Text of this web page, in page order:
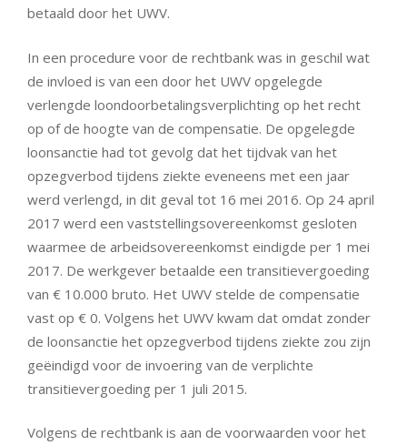
betaald door het UWV.
In een procedure voor de rechtbank was in geschil wat
de invloed is van een door het UWV opgelegde
verlengde loondoorbetalingsverplichting op het recht
op of de hoogte van de compensatie. De opgelegde
loonsanctie had tot gevolg dat het tijdvak van het
opzegverbod tijdens ziekte eveneens met een jaar
werd verlengd, in dit geval tot 16 mei 2016. Op 24 april
2017 werd een vaststellingsovereenkomst gesloten
waarmee de arbeidsovereenkomst eindigde per 1 mei
2017. De werkgever betaalde een transitievergoeding
van € 10.000 bruto. Het UWV stelde de compensatie
vast op € 0. Volgens het UWV kwam dat omdat zonder
de loonsanctie het opzegverbod tijdens ziekte zou zijn
geëindigd voor de invoering van de verplichte
transitievergoeding per 1 juli 2015.
Volgens de rechtbank is aan de voorwaarden voor het